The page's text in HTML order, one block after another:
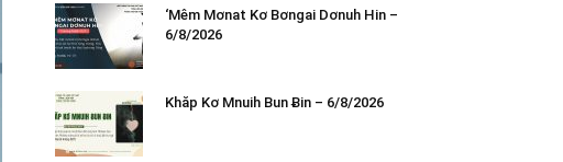
‘Mêm Mơnat Kơ Bơngai Dơnuh Hin –
6/8/2026
Khăp Kơ Mnuih Bun Ƀin – 6/8/2026